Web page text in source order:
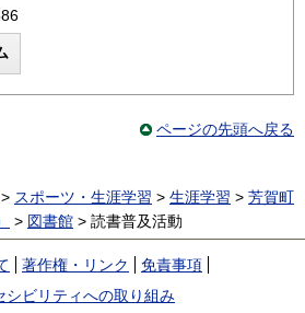
ページの先頭へ戻る
> スポーツ・生涯学習 > 生涯学習 > 芳賀町
> 図書館 > 読書普及活動
著作権・リンク
免責事項
シビリティへの取り組み